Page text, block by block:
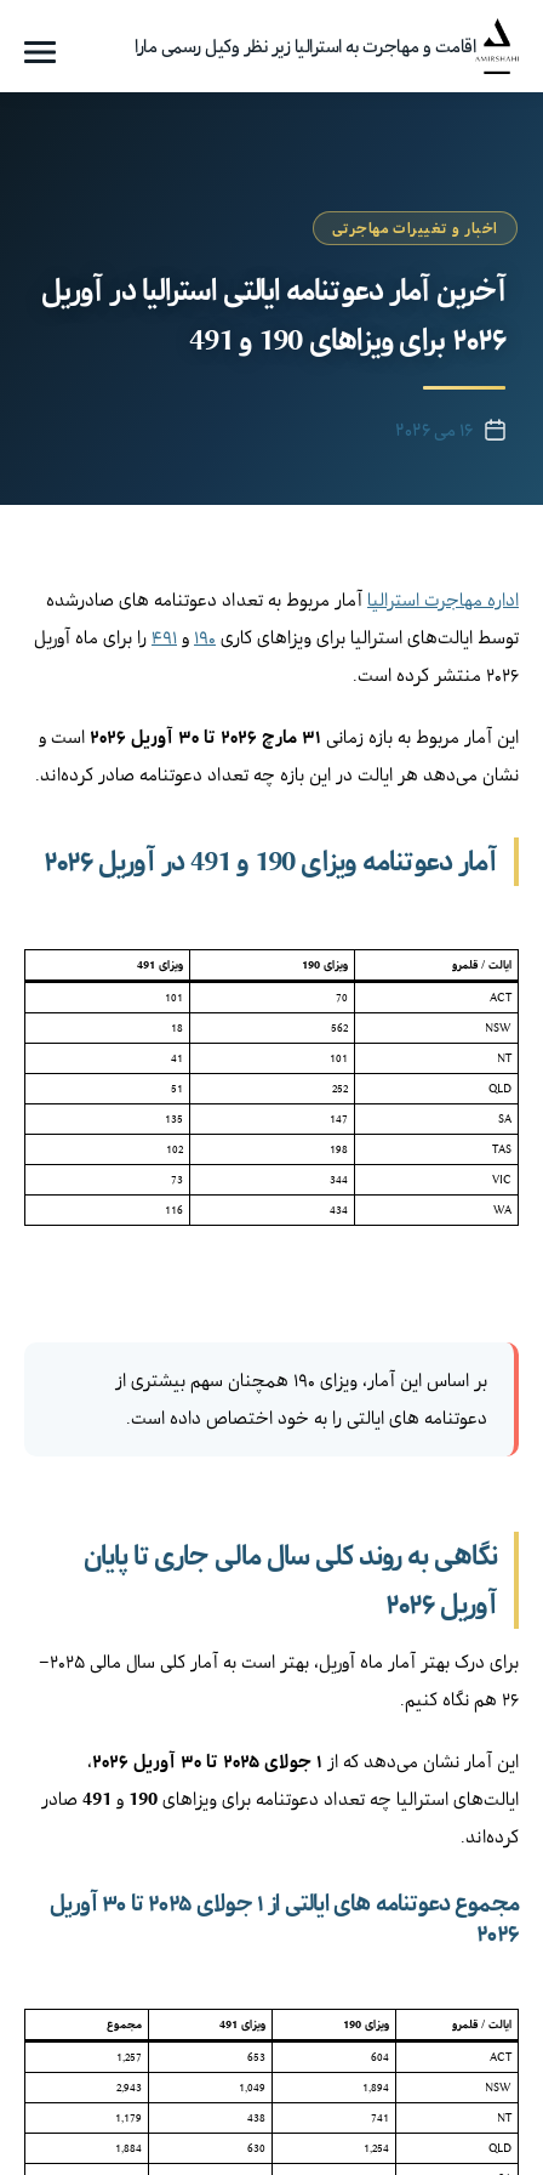
اقامت و مهاجرت به استرالیا زیر نظر وکیل رسمی مارا
اخبار و تغییرات مهاجرتی
آخرین آمار دعوتنامه ایالتی استرالیا در آوریل
۲۰۲۶ برای ویزاهای 190 و 491
تاریخ۱۶ می ۲۰۲۶
اداره مهاجرت استرالیا آمار مربوط به تعداد دعوتنامه های صادرشده
توسط ایالت‌های استرالیا برای ویزاهای کاری ۱۹۰ و ۴۹۱ را برای ماه آوریل
۲۰۲۶ منتشر کرده است.
این آمار مربوط به بازه زمانی ۳۱ مارچ ۲۰۲۶ تا ۳۰ آوریل ۲۰۲۶
است و
نشان می‌دهد هر ایالت در این بازه چه تعداد دعوتنامه صادر کرده‌اند.
آمار دعوتنامه ویزای 190 و 491 در آوریل ۲۰۲۶
ایالت / قلمرو ویزای 190 ویزای 491
ACT
70
101
NSW
562
18
NT
101
41
QLD
252
51
SA
147
135
TAS
198
102
VIC
344
73
WA
434
116
بر اساس این آمار، ویزای ۱۹۰ همچنان سهم بیشتری از
دعوتنامه های ایالتی را به خود اختصاص داده است.
نگاهی به روند کلی سال مالی جاری تا پایان
آوریل ۲۰۲۶
برای درک بهتر آمار ماه آوریل، بهتر است به آمار کلی سال مالی ۲۰۲۵–
۲۶ هم نگاه کنیم.
این آمار نشان می‌دهد که از ۱ جولای ۲۰۲۵ تا ۳۰ آوریل ۲۰۲۶
،
ایالت‌های استرالیا چه تعداد دعوتنامه برای ویزاهای 190 و 491 صادر
کرده‌اند.
مجموع دعوتنامه های ایالتی از ۱ جولای ۲۰۲۵ تا ۳۰ آوریل
۲۰۲۶
ایالت / قلمرو ویزای 190 ویزای 491 مجموع
ACT
604
653
1,257
NSW
1,894
1,049
2,943
NT
741
438
1,179
QLD
1,254
630
1,884